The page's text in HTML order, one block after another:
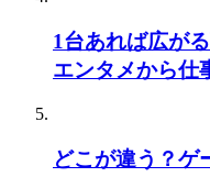
1台あれば広が
エンタメから仕
どこが違う？ゲ